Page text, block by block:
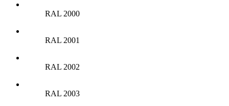
RAL 2000
RAL 2001
RAL 2002
RAL 2003